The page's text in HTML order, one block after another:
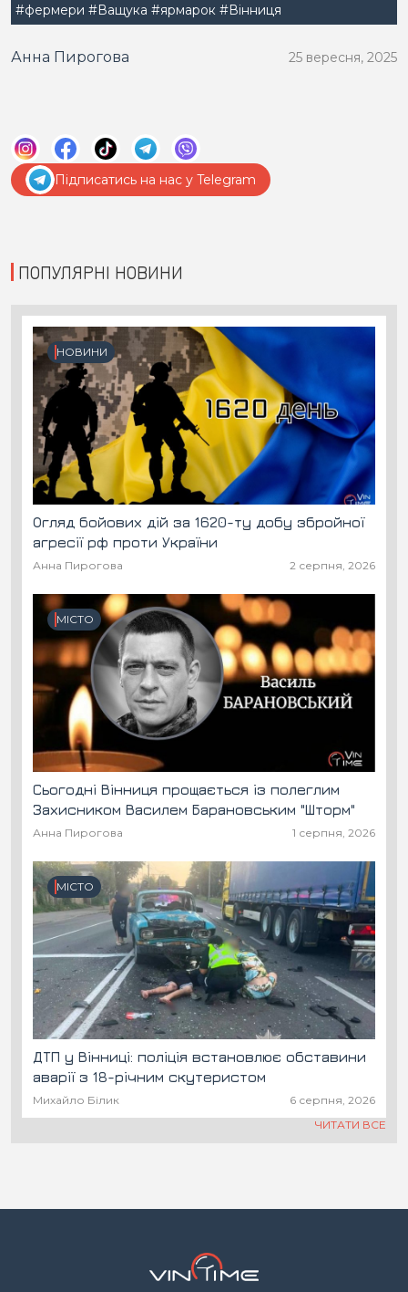
#фермери #Ващука #ярмарок #Вінниця
Анна Пирогова 25 вересня, 2025
Підписатись на нас у Telegram
ПОПУЛЯРНІ НОВИНИ
НОВИНИ
Огляд бойових дій за 1620-ту добу збройної
агресії рф проти України
Анна Пирогова 2 серпня, 2026
МІСТО
Сьогодні Вінниця прощається із полеглим
Захисником Василем Барановським "Шторм"
Анна Пирогова 1 серпня, 2026
МІСТО
ДТП у Вінниці: поліція встановлює обставини
аварії з 18-річним скутеристом
Михайло Білик
6 серпня, 2026
ЧИТАТИ ВСЕ